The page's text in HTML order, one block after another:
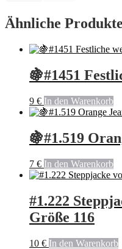
Ähnliche Produkte
🍇#1451
9 € In den Warenkorb
🍇#1.519
7 € In den Warenkorb
#1.222
Größe 116
10 € In den Warenkorb